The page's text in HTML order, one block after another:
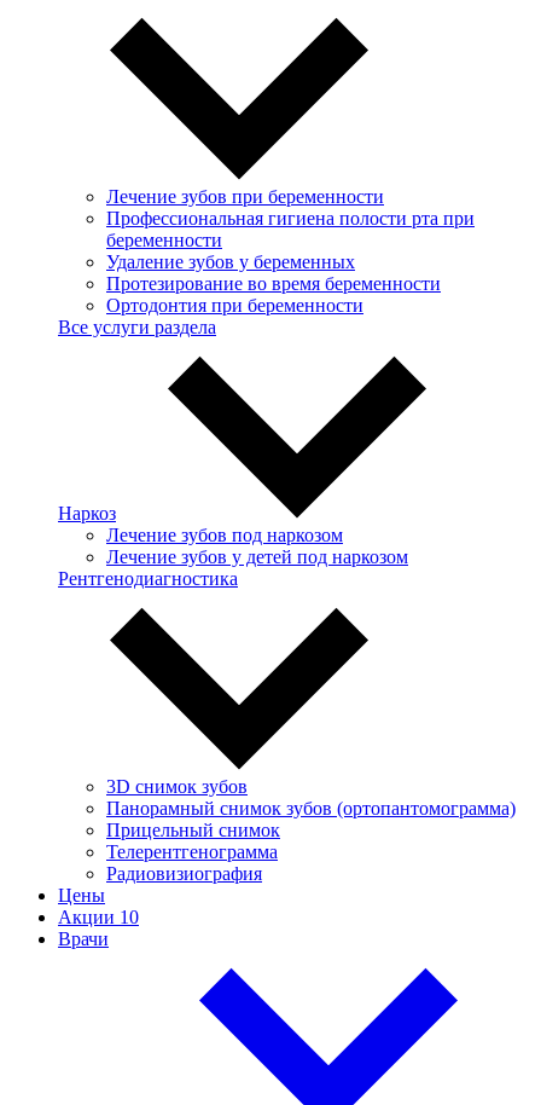
Лечение зубов при беременности
Профессиональная гигиена полости рта при
беременности
Удаление зубов у беременных
Протезирование во время беременности
Ортодонтия при беременности
Все услуги раздела
Наркоз
Лечение зубов под наркозом
Лечение зубов у детей под наркозом
Рентгенодиагностика
3D снимок зубов
Панорамный снимок зубов (ортопантомограмма)
Прицельный снимок
Телерентгенограмма
Радиовизиография
Цены
Акции 10
Врачи